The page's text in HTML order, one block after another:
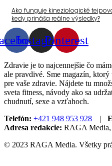
Ako funguje kineziologické
kedy prináša reálne výsledky?
InstagramPinterest
Zdravie je to najcennejšie čo
ale pravdivé. Sme magazín,
pre vaše zdravie. Nájdete tu
sveta fitness, návody ako sa
chudnutí, sexe a vzťahoch.
Telefón: +421 948 953 928 |
Adresa redakcie: RAGA Media,
© 2023 RAGA Media. Všetky